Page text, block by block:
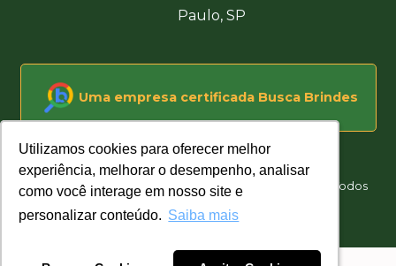
Utilizamos cookies para oferecer melhor
experiência, melhorar o desempenho, analisar
como você interage em nosso site e
personalizar conteúdo. Saiba mais
Utilizamos cookies para oferecer melhor
experiência, melhorar o desempenho, analisar
como você interage em nosso site e
personalizar conteúdo. Saiba mais
Paulo, SP
Uma empresa certificada Busca Brindes
Hakuna Matata Brindes Corporativos Personalizados © Todos
os direitos reservados